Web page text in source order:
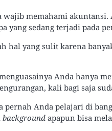
wajib memahami akuntansi.
yang sedang terjadi pada
hal yang sulit karena
Anda hanya
kali bagi saja
Anda pelajari di
background apapun bisa